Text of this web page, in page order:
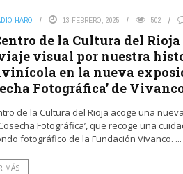
HARO 13 FEBRERO, 2025 502
de la Cultura del
visual por nuestra
en la nueva
Fotográfica’ de
de la Cultura del Rioja acoge una
Fotográfica’, que recoge una
fotográfico de la Fundación Vivanco. ...
MÁS